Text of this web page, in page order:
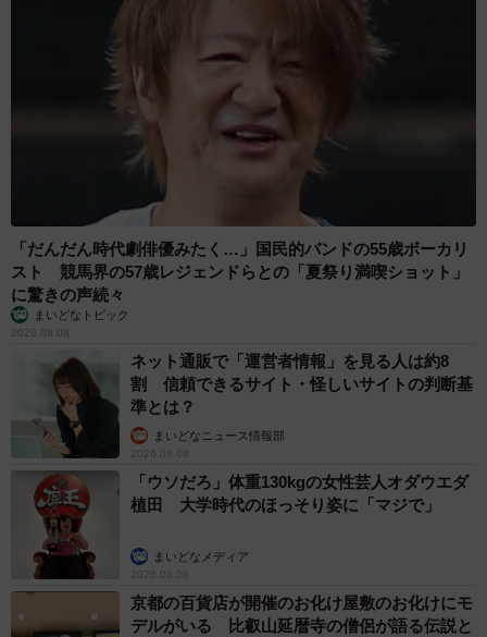
「だんだん時代劇俳優みたく…」国民的バンドの55歳ボーカリ
スト 競馬界の57歳レジェンドらとの「夏祭り満喫ショット」
に驚きの声続々
まいどなトピック
2026.08.08
ネット通販で「運営者情報」を見る人は約8
割 信頼できるサイト・怪しいサイトの判断基
準とは？
まいどなニュース情報部
2026.08.08
「ウソだろ」体重130kgの女性芸人オダウエダ
植田 大学時代のほっそり姿に「マジで」
まいどなメディア
2026.08.08
京都の百貨店が開催のお化け屋敷のお化けにモ
デルがいる 比叡山延暦寺の僧侶が語る伝説と